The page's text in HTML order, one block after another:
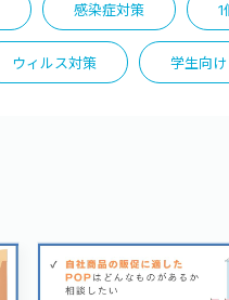
感染症対策 1
ウィルス対策 学生向け